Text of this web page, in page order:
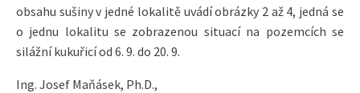
obsahu sušiny v jedné lokalitě uvádí obrázky 2 až 4, jedná se
o jednu lokalitu se zobrazenou situací na pozemcích se
silážní kukuřicí od 6. 9. do 20. 9.
Ing. Josef Maňásek, Ph.D.,